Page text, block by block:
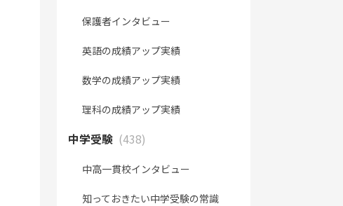
保護者インタビュー
英語の成績アップ実績
数学の成績アップ実績
理科の成績アップ実績
中学受験 (438)
中高一貫校インタビュー
知っておきたい中学受験の常識